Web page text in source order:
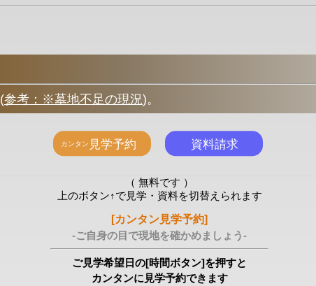
(参考：※墓地不足の現況)。
（ 無料です ）
上のボタン↑で見学・資料を切替えられます
[カンタン見学予約]
-ご自身の目で現地を確かめましょう-
ご見学希望日の[時間ボタン]を押すと
カンタンに見学予約できます